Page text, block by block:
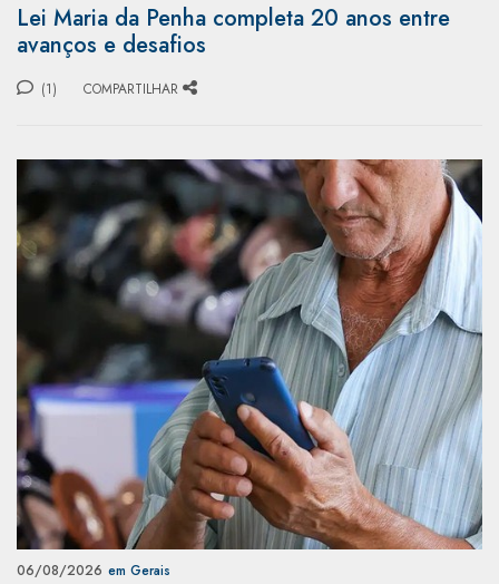
Lei Maria da Penha completa 20 anos entre
avanços e desafios
(1) COMPARTILHAR
06/08/2026 em Gerais